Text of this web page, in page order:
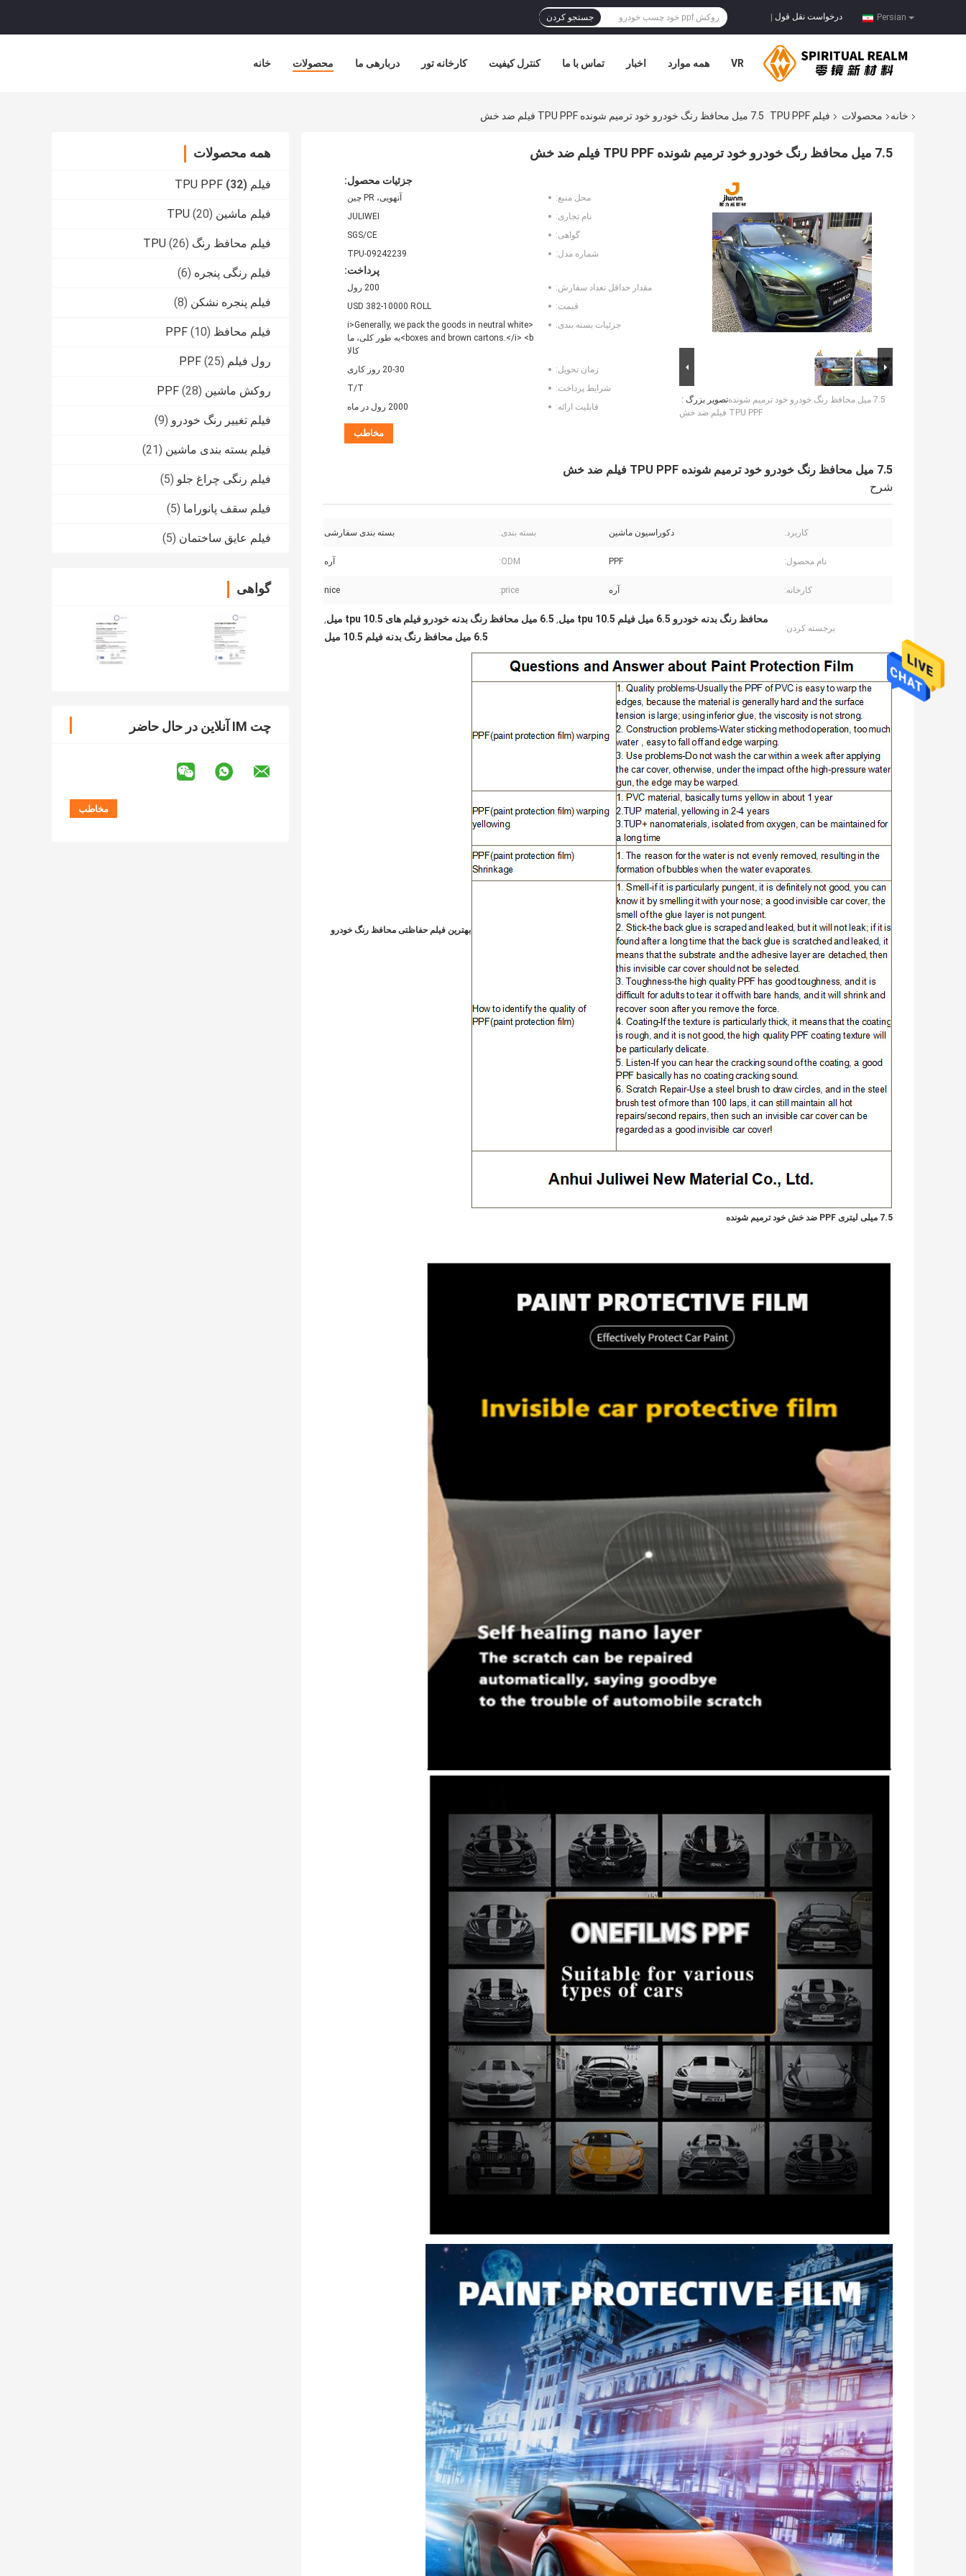
پیام بگذارید
ما به زودی با شما تماس خواهیم گرفت
Persian درخواست نقل قول جستجو کردن
خانه محصولات دربارهی ما کارخانه تور کنترل کیفیت تماس با ما اخبار همه موارد VR
خانه محصولات فیلم TPU PPF 7.5 میل محافظ رنگ خودرو خود ترمیم شونده TPU PPF فیلم ضد خش
همه محصولات
فیلم TPU PPF (32)
فیلم ماشین TPU (20)
فیلم محافظ رنگ TPU (26)
فیلم رنگی پنجره (6)
فیلم پنجره نشکن (8)
فیلم محافظ PPF (10)
رول فیلم PPF (25)
روکش ماشین PPF (28)
فیلم تغییر رنگ خودرو (9)
فیلم بسته بندی ماشین (21)
فیلم رنگی چراغ جلو (5)
فیلم سقف پانوراما (5)
فیلم عایق ساختمان (5)
گواهی
چت IM آنلاین در حال حاضر
7.5 میل محافظ رنگ خودرو خود ترمیم شونده TPU PPF فیلم ضد خش
تصویر بزرگ :7.5 میل محافظ رنگ خودرو خود ترمیم شونده
TPU PPF فیلم ضد خش
جزئیات محصول:
محل منبع:
آنهویی، PR چین
نام تجاری:
JULIWEI
گواهی:
SGS/CE
شماره مدل:
TPU-09242239
پرداخت:
مقدار حداقل تعداد سفارش:
200 رول
قیمت:
USD 382-10000 ROLL
جزئیات بسته بندی:
<i>Generally, we pack the goods in neutral white
boxes and brown cartons.</i> <b>به طور کلی، ما
کالا
زمان تحویل:
20-30 روز کاری
شرایط پرداخت:
T/T
قابلیت ارائه:
2000 رول در ماه
مخاطب
7.5 میل محافظ رنگ خودرو خود ترمیم شونده TPU PPF فیلم ضد خش
شرح
کاربرد: دکوراسیون ماشین بسته بندی: بسته بندی سفارشی
نام محصول: PPF
ODM: آره
کارخانه: آره price:
nice
برجسته کردن:
محافظ رنگ بدنه خودرو 6.5 میل فیلم tpu 10.5 میل , 6.5 میل محافظ رنگ بدنه خودرو فیلم های tpu 10.5 میل ,
6.5 میل محافظ رنگ بدنه فیلم 10.5 میل
بهترین فیلم حفاظتی محافظ رنگ خودرو
7.5 میلی لیتری PPF ضد خش خود ترمیم شونده